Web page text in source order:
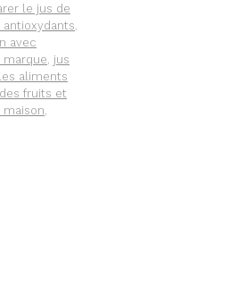
le jus de
,
avec
marque, jus
les aliments
fruits et
,